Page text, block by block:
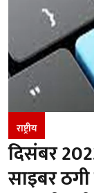
राष्ट्रीय
दिसंबर
साइबर